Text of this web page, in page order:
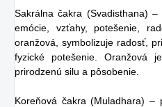
Sakrálna čakra (Svadisthana)
emócie, vzťahy, potešenie,
oranžová, symbolizuje radosť,
fyzické potešenie. Oranžová
prirodzenú silu a pôsobenie.
Koreňová čakra (Muladhara) –